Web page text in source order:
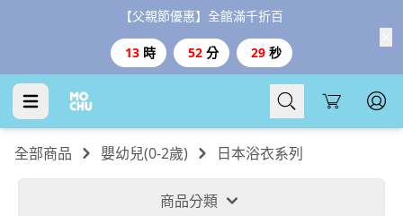
【台灣999、港澳3000免運、1800好禮二選一】
全部商品 日本浴衣系列
商品分類